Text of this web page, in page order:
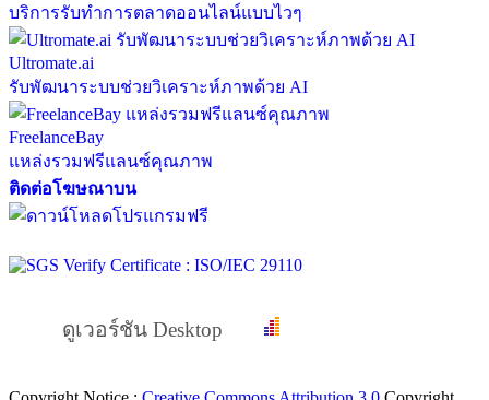
บริการรับทำการตลาดออนไลน์แบบไวๆ
Ultromate.ai
รับพัฒนาระบบช่วยวิเคราะห์ภาพด้วย AI
FreelanceBay
แหล่งรวมฟรีแลนซ์คุณภาพ
ติดต่อโฆษณาบน
ดูเวอร์ชัน Desktop